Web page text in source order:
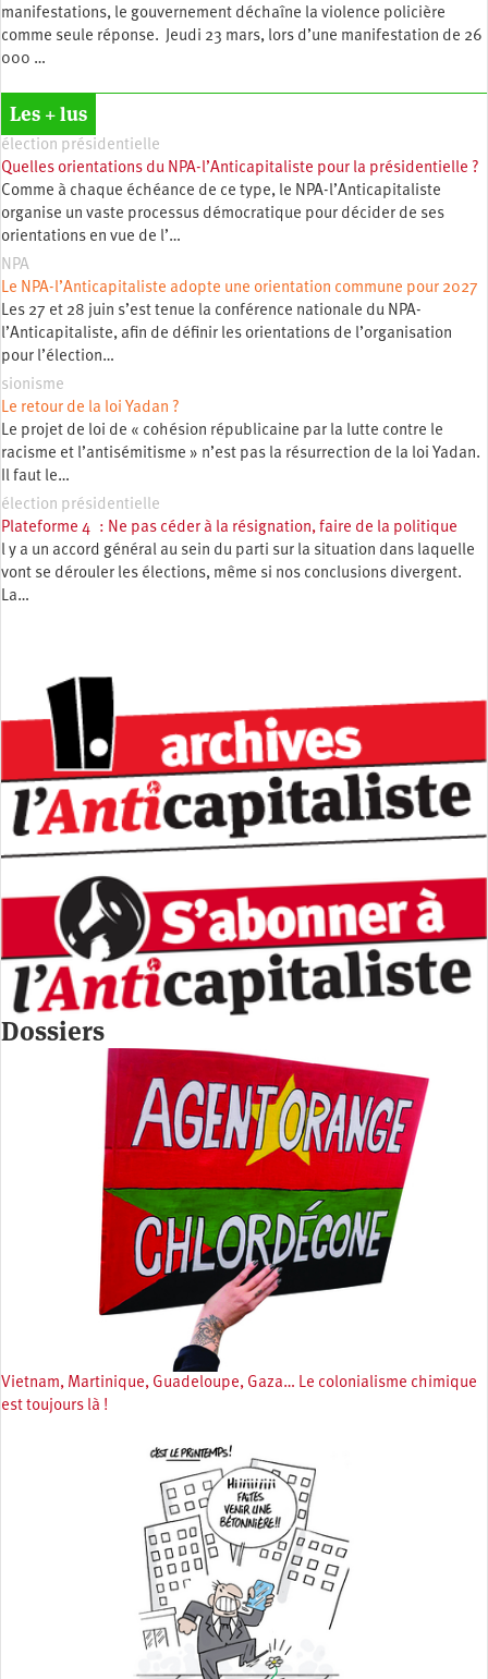
manifestations, le gouvernement déchaîne la violence policière
comme seule réponse. Jeudi 23 mars, lors d’une manifestation de 26
000 …
Les + lus
élection présidentielle
Quelles orientations du NPA-l’Anticapitaliste pour la présidentielle ?
Comme à chaque échéance de ce type, le NPA-l’Anticapitaliste
organise un vaste processus démocratique pour décider de ses
orientations en vue de l’…
NPA
Le NPA-l’Anticapitaliste adopte une orientation commune pour 2027
Les 27 et 28 juin s’est tenue la conférence nationale du NPA-
l’Anticapitaliste, afin de définir les orientations de l’organisation
pour l’élection…
sionisme
Le retour de la loi Yadan ?
Le projet de loi de « cohésion républicaine par la lutte contre le
racisme et l’antisémitisme » n’est pas la résurrection de la loi Yadan.
Il faut le…
élection présidentielle
Plateforme 4 : Ne pas céder à la résignation, faire de la politique
l y a un accord général au sein du parti sur la situation dans laquelle
vont se dérouler les élections, même si nos conclusions divergent.
La…
Dossiers
Vietnam, Martinique, Guadeloupe, Gaza… Le colonialisme chimique
est toujours là !